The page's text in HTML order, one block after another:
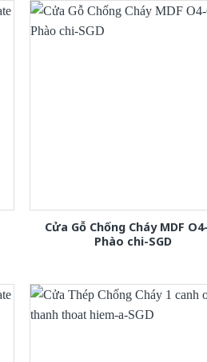
Cửa Gỗ Chống Cháy MDF
Phào chi-SGD